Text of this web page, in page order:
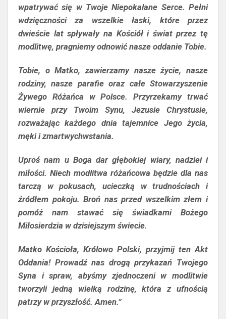
wpatrywać się w Twoje Niepokalane Serce. Pełni
wdzięczności za wszelkie łaski, które przez
dwieście lat spływały na Kościół i świat przez tę
modlitwę, pragniemy odnowić nasze oddanie Tobie.
Tobie, o Matko, zawierzamy nasze życie, nasze
rodziny, nasze parafie oraz całe Stowarzyszenie
Żywego Różańca w Polsce. Przyrzekamy trwać
wiernie przy Twoim Synu, Jezusie Chrystusie,
rozważając każdego dnia tajemnice Jego życia,
męki i zmartwychwstania.
Uproś nam u Boga dar głębokiej wiary, nadziei i
miłości. Niech modlitwa różańcowa będzie dla nas
tarczą w pokusach, ucieczką w trudnościach i
źródłem pokoju. Broń nas przed wszelkim złem i
pomóż nam stawać się świadkami Bożego
Miłosierdzia w dzisiejszym świecie.
Matko Kościoła, Królowo Polski, przyjmij ten Akt
Oddania! Prowadź nas drogą przykazań Twojego
Syna i spraw, abyśmy zjednoczeni w modlitwie
tworzyli jedną wielką rodzinę, która z ufnością
patrzy w przyszłość. Amen.”